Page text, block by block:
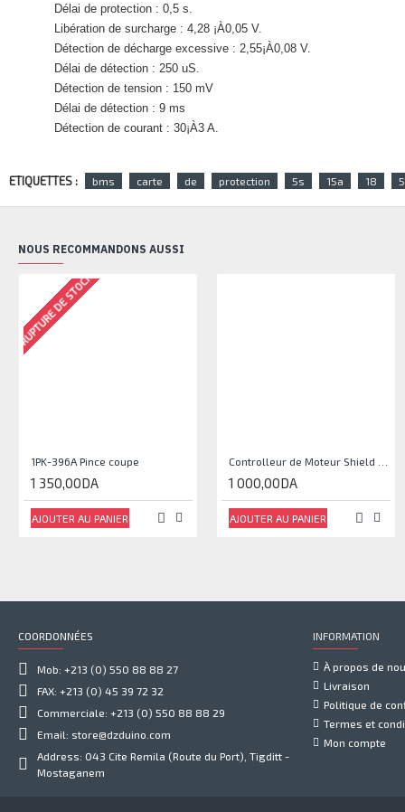
Délai de protection : 0,5 s.
Libération de surcharge : 4,28 ¡À0,05 V.
Détection de décharge excessive : 2,55¡À0,08 V.
Délai de détection : 250 uS.
Détection de tension : 150 mV
Délai de détection : 9 ms
Détection de courant : 30¡À3 A.
ETIQUETTES : bms carte de protection 5s 15a 18
NOUS RECOMMANDONS AUSSI
RUPTURE DE STOCK
1PK-396A Pince coupe
1 350,00DA
AJOUTER AU PANIER
1 000,00DA
AJOUTER AU PANIER
COORDONNÉES
Mob: +213 (0) 550 88 88 27
FAX: +213 (0) 45 39 72 32
Commerciale: +213 (0) 550 88 88 29
Email: store@dzduino.com
Address: 043 Cite Remila (Route du Port), Tigditt -
Mostaganem
INFORMATION
À propos de
Livraison
Politique de
Termes et
Mon compte